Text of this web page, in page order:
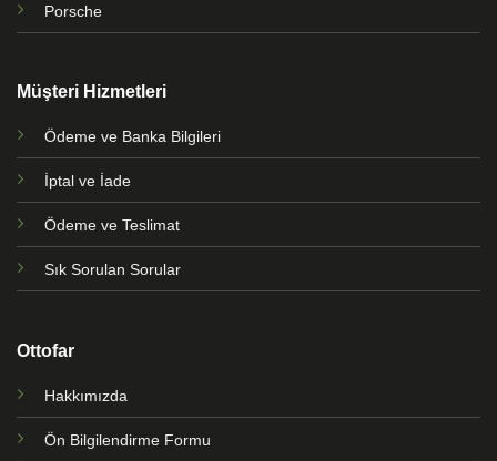
Porsche
Müşteri Hizmetleri
Ödeme ve Banka Bilgileri
İptal ve İade
Ödeme ve Teslimat
Sık Sorulan Sorular
Ottofar
Hakkımızda
Ön Bilgilendirme Formu